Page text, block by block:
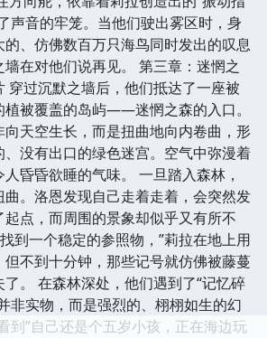
声音的牢笼。当他们驶出雾区时，身
的、仿佛数百万只海鸟同时发出的叹息
在对他们说再见。 第三章：迷惘之
穿过沉默之墙后，他们抵达了一座被
植被覆盖的岛屿——迷惘之森的入口。
天空生长，而是扭曲地向内卷曲，形
、没有出口的绿色迷宫。空气中弥漫着
昏昏欲睡的气味。 一旦踏入森林，
曲。洛恩发现自己走着走着，会突然发
点，而周围的景象却似乎又有所不
到一个稳定的参照物，”莉拉在地上用
不到十分钟，那些记号就仿佛被藤蔓
。 在森林深处，他们遇到了“记忆碎
非实物，而是强烈的、栩栩如生的幻
到”自己还是个五岁小孩，正在海边玩